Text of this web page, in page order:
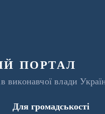
портал
виконавчої влади
Для громадськості